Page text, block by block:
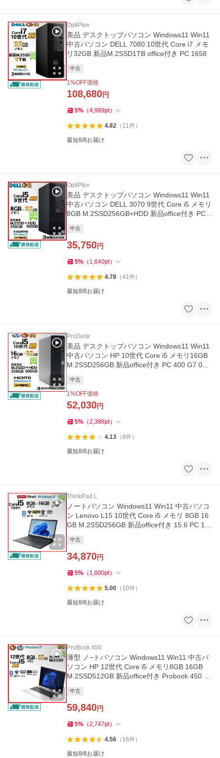
OptiPlex
美品 デスクトップパソコン Windows11 Win11
中古パソコン DELL 7080 10世代 Core i7 メモ
リ32GB 新品M.2SSD1TB office付き PC 1658
中古
1%OFF価格
108,680円
5% （4,989pt）
4.82（ 11件）
最短8/8お届け
OptiPlex
美品 デスクトップパソコン Windows11 Win11
中古パソコン DELL 3070 9世代 Core i5 メモリ
8GB M.2SSD256GB+HDD 新品office付き PC 1
中古
35,750円
5% （ 1,640pt）
4.78（41件）
最短8/8お届け
ProDesk
美品 デスクトップパソコン Windows11 Win11
中古パソコン HP 10世代 Core i5 メモリ16GB
M.2SSD256GB 新品office付き PC 400 G7 026
中古
1%OFF価格
52,030円
5% （2,388pt）
4.13（8件）
最短8/8お届け
ThinkPad L
ノートパソコン Windows11 Win11 中古パソコ
ン Lenovo L15 10世代 Core i5 メモリ 8GB 16
GB M.2SSD256GB 新品office付き 15.6 PC 13
中古
34,870円
5% （ 1,600pt）
5.00（ 10件）
最短8/8お届け
ProBook 450
薄型 ノ−トパソコン Windows11 Win11 中古パ
ソコン HP 12世代 Core i5 メモリ8GB 16GB
M.2SSD512GB 新品office付き Probook 450 G
中古
59,840円
5% （2,747pt）
4.56（ 16件）
最短8/8お届け